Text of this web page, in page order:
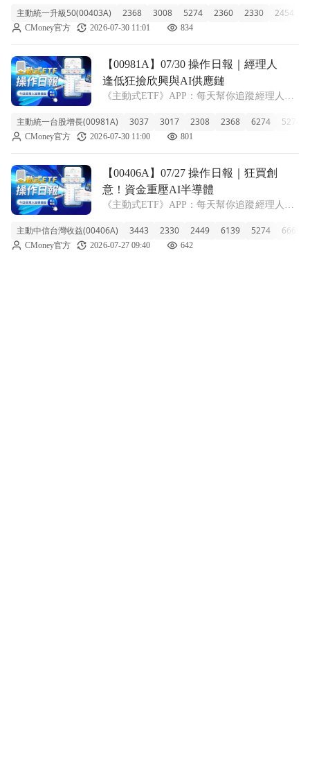
換股 主動統一升級50今天收在 8.47 元，微幅
上漲 0.12%。雖然這檔 ETF 近一週跟著大盤
主動統一升級50(00403A) 2368 3008 5274 2360 2330 2454
CMoney官方 2026-07-30 11:01 834
前往【00981A】07/30 操作日報｜經理人逢低狂撿欣興與AI
【00981A】07/30 操作日報｜經理人
逢低狂撿欣興與AI供應鏈
《主動式ETF》APP：每天幫你追蹤經理人新
的近期表現 00981A主動統一台股增長今天收
在23.76元，微幅下跌0.38%。雖然近一週跟著
主動統一台股增長(00981A) 3037 3017 2308 2368 6274 5274
CMoney官方 2026-07-30 11:00 801
前往【00406A】07/27 操作日報｜狂買創意！資金重壓AI半
【00406A】07/27 操作日報｜狂買創
意！資金重壓AI半導體
《主動式ETF》APP：每天幫你追蹤經理人新
強彈4.7% 主動中信台灣收益今天收在9.13元，
雖然跟著盤勢微幅回落0.76%，但近一週已經
主動中信台灣收益(00406A) 3443 2330 2449 6139 5274 6669
CMoney官方 2026-07-27 09:40 642